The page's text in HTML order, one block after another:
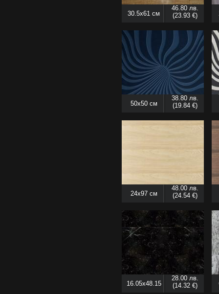
30.5x61 см
46.80 лв.
(23.93 €)
50x50 см
38.80 лв.
(19.84 €)
24x97 см
48.00 лв.
(24.54 €)
16.05x48.15
28.00 лв.
(14.32 €)